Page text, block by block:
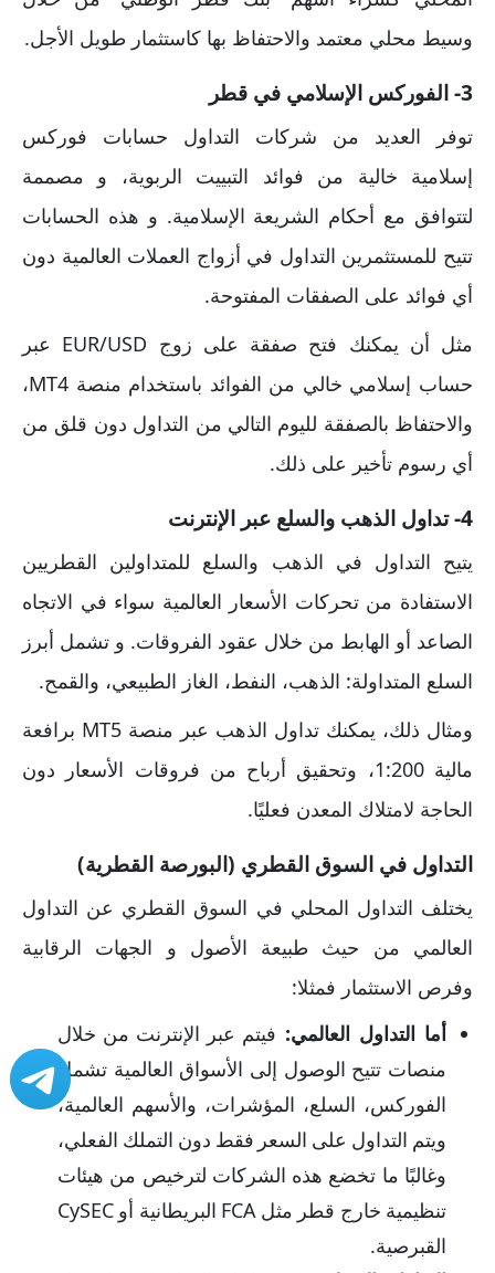
وسيط محلي معتمد والاحتفاظ بها كاستثمار طويل الأجل.
3- الفوركس الإسلامي في قطر
توفر العديد من شركات التداول حسابات فوركس
إسلامية خالية من فوائد التبييت الربوية، و مصممة
لتتوافق مع أحكام الشريعة الإسلامية. و هذه الحسابات
تتيح للمستثمرين التداول في أزواج العملات العالمية دون
أي فوائد على الصفقات المفتوحة.
مثل أن يمكنك فتح صفقة على زوج EUR/USD عبر
حساب إسلامي خالي من الفوائد باستخدام منصة MT4،
والاحتفاظ بالصفقة لليوم التالي من التداول دون قلق من
أي رسوم تأخير على ذلك.
4- تداول الذهب والسلع عبر الإنترنت
يتيح التداول في الذهب والسلع للمتداولين القطريين
الاستفادة من تحركات الأسعار العالمية سواء في الاتجاه
الصاعد أو الهابط من خلال عقود الفروقات. و تشمل أبرز
السلع المتداولة: الذهب، النفط، الغاز الطبيعي، والقمح.
ومثال ذلك، يمكنك تداول الذهب عبر منصة MT5 برافعة
مالية 1:200، وتحقيق أرباح من فروقات الأسعار دون
الحاجة لامتلاك المعدن فعليًا.
التداول في السوق القطري (البورصة القطرية)
يختلف التداول المحلي في السوق القطري عن التداول
العالمي من حيث طبيعة الأصول و الجهات الرقابية
وفرص الاستثمار فمثلا:
أما التداول العالمي: فيتم عبر الإنترنت من خلال
منصات تتيح الوصول إلى الأسواق العالمية تشمل
الفوركس، السلع، المؤشرات، والأسهم العالمية،
ويتم التداول على السعر فقط دون التملك الفعلي،
وغالبًا ما تخضع هذه الشركات لترخيص من هيئات
تنظيمية خارج قطر مثل FCA البريطانية أو CySEC
القبرصية.